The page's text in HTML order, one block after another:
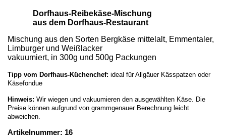
Dorfhaus-Reibekäse-Mischung
aus dem Dorfhaus-Restaurant
Mischung aus den Sorten Bergkäse mittelalt, Emmentaler,
Limburger und Weißlacker
vakuumiert, in 300g und 500g Packungen
Tipp vom Dorfhaus-Küchenchef: ideal für Allgäuer Kässpatzen oder
Käsefondue
Hinweis: Wir wiegen und vakuumieren den ausgewählten Käse. Die
Preise können aufgrund von grammgenauer Berechnung leicht
abweichen.
Artikelnummer: 16